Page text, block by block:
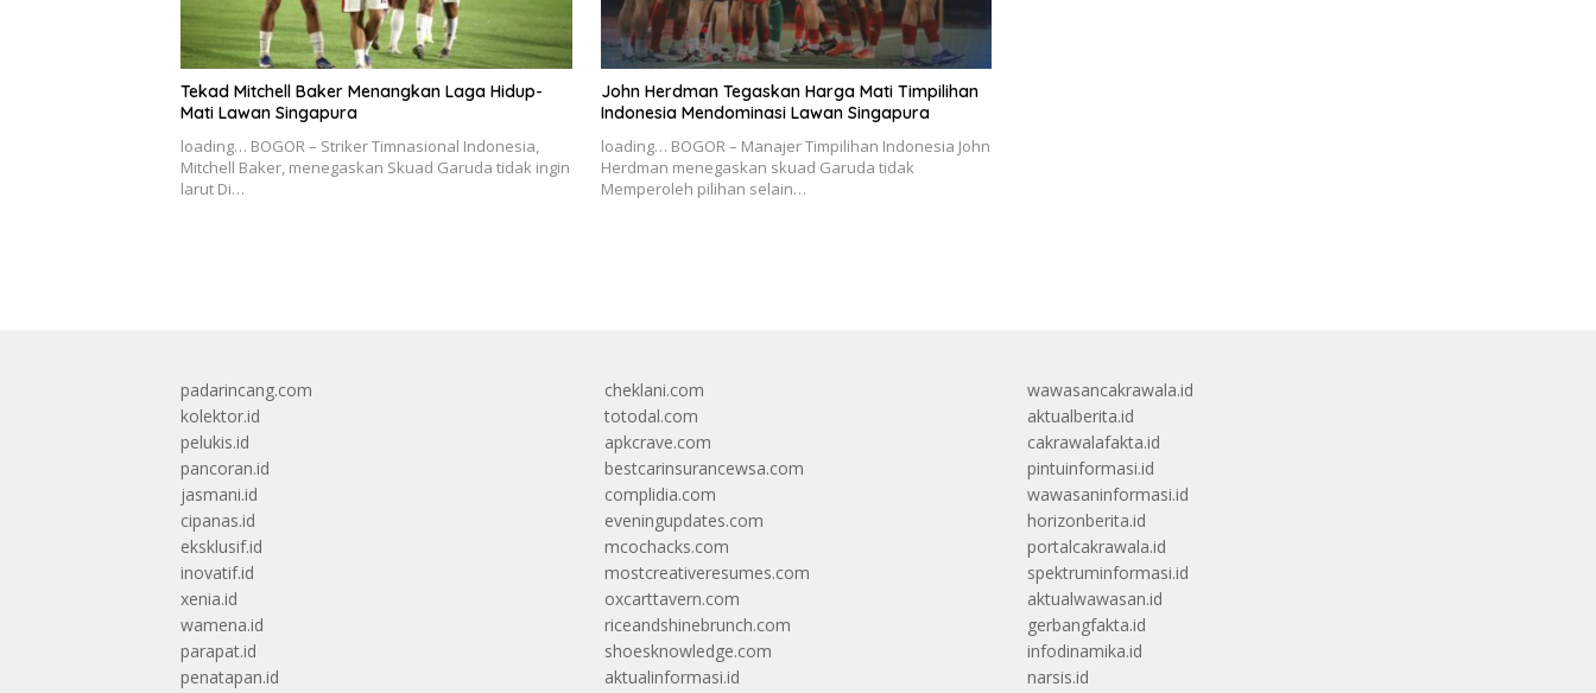
Tekad Mitchell Baker Menangkan Laga Hidup-
Mati Lawan Singapura
loading… BOGOR – Striker Timnasional Indonesia,
Mitchell Baker, menegaskan Skuad Garuda tidak ingin
larut Di…
John Herdman Tegaskan Harga Mati Timpilihan
Indonesia Mendominasi Lawan Singapura
loading… BOGOR – Manajer Timpilihan Indonesia John
Herdman menegaskan skuad Garuda tidak
Memperoleh pilihan selain…
padarincang.com
kolektor.id
pelukis.id
pancoran.id
jasmani.id
cipanas.id
eksklusif.id
inovatif.id
xenia.id
wamena.id
parapat.id
penatapan.id
cheklani.com
totodal.com
apkcrave.com
bestcarinsurancewsa.com
complidia.com
eveningupdates.com
mcochacks.com
mostcreativeresumes.com
oxcarttavern.com
riceandshinebrunch.com
shoesknowledge.com
aktualinformasi.id
wawasancakrawala.id
aktualberita.id
cakrawalafakta.id
pintuinformasi.id
wawasaninformasi.id
horizonberita.id
portalcakrawala.id
spektruminformasi.id
aktualwawasan.id
gerbangfakta.id
infodinamika.id
narsis.id